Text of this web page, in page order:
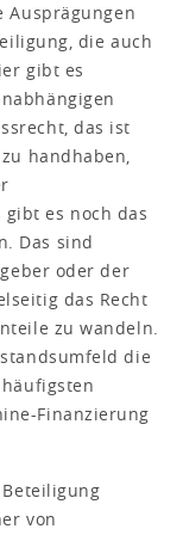
Ausprägungen
die auch
gibt es
das ist
handhaben,
es noch das
Das sind
oder der
das Recht
zu wandeln.
die
Finanzierung
von